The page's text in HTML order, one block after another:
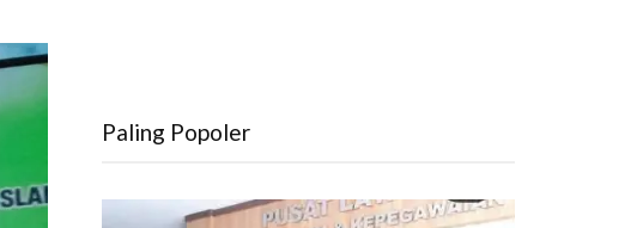
Paling Popoler